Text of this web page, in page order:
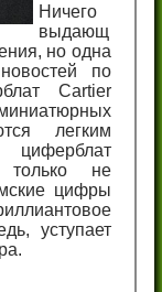
Ничего
выдающ
но одна
по
Cartier
легким
не
цифры
уступает